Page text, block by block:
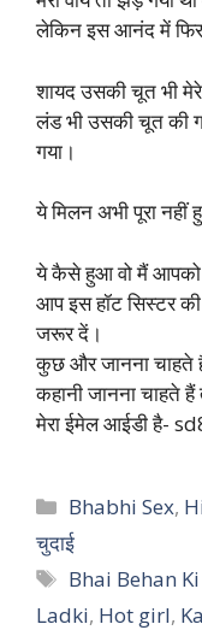
लेकिन इस आनंद में
शायद उसकी चूत भी
लंड भी उसकी चूत की
गया।
ये मिलन अभी पूरा नहीं
ये कैसे हुआ वो मैं आपको
आप इस हॉट सिस्टर
जरूर दें।
कुछ और जानना चाहते
कहानी जानना चाहते
मेरा ईमेल आईडी है-
Categories
Bhabhi Sex,
चुदाई
Tags
Bhai Behan
Ladki, Hot girl,